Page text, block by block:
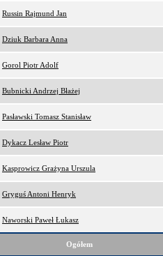
Russin Rajmund Jan
Dziuk Barbara Anna
Gorol Piotr Adolf
Bubnicki Andrzej Błażej
Pasławski Tomasz Stanisław
Dykacz Lesław Piotr
Kasprowicz Grażyna Urszula
Gryguś Antoni Henryk
Naworski Paweł Łukasz
Ogółem